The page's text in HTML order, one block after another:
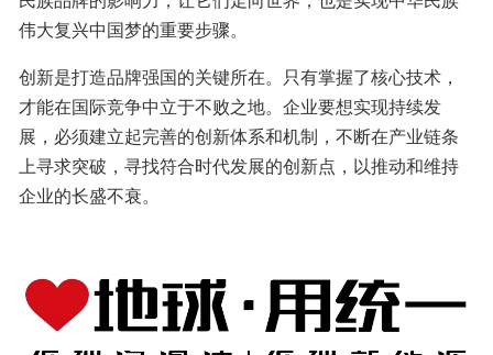
伟大复兴中国梦的重要步骤。
创新是打造品牌强国的关键所在。只有掌握了核心技术，
才能在国际竞争中立于不败之地。企业要想实现持续发
展，必须建立起完善的创新体系和机制，不断在产业链条
上寻求突破，寻找符合时代发展的创新点，以推动和维持
企业的长盛不衰。